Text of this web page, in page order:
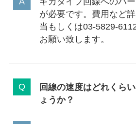
が必要です。費用など
当もしくは03-5829-
お願い致します。
回線の速度はどれくら
ょうか？